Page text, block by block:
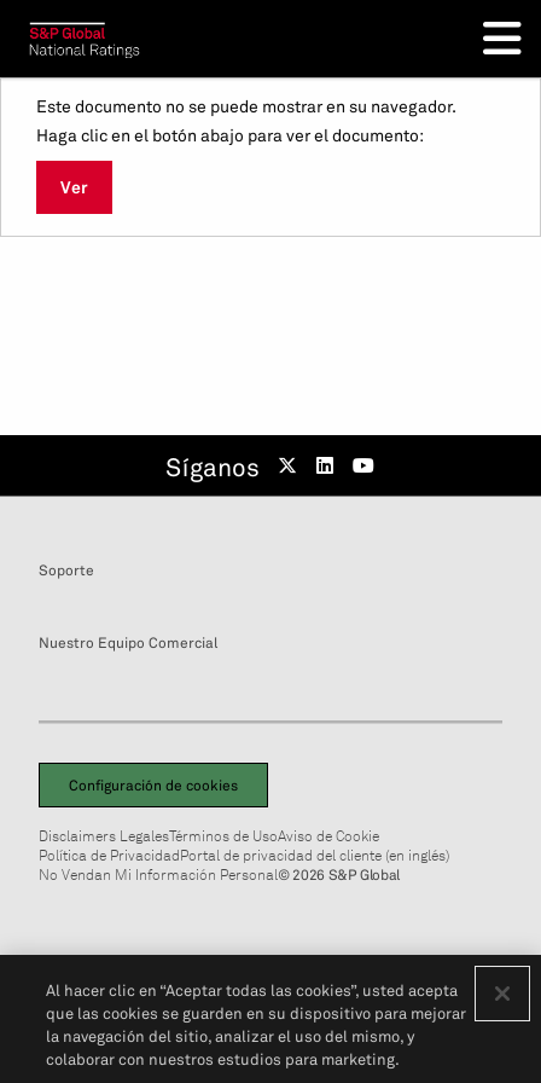
Este documento no se puede mostrar en su navegador.
Haga clic en el botón abajo para ver el documento:
Ver
Síganos
Soporte
Nuestro Equipo Comercial
Configuración de cookies
Disclaimers LegalesTérminos de UsoAviso de Cookie
Política de PrivacidadPortal de privacidad del cliente (en inglés)
No Vendan Mi Información Personal© 2026 S&P Global
Al hacer clic en “Aceptar todas las cookies”, usted acepta
que las cookies se guarden en su dispositivo para mejorar
la navegación del sitio, analizar el uso del mismo, y
colaborar con nuestros estudios para marketing.